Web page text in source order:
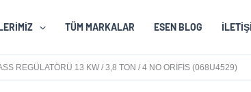
TÜM MARKALAR ESEN BLOG
REGÜLATÖRÜ 13 KW / 3,8 TON / 4 NO ORIFIS (068U4529)